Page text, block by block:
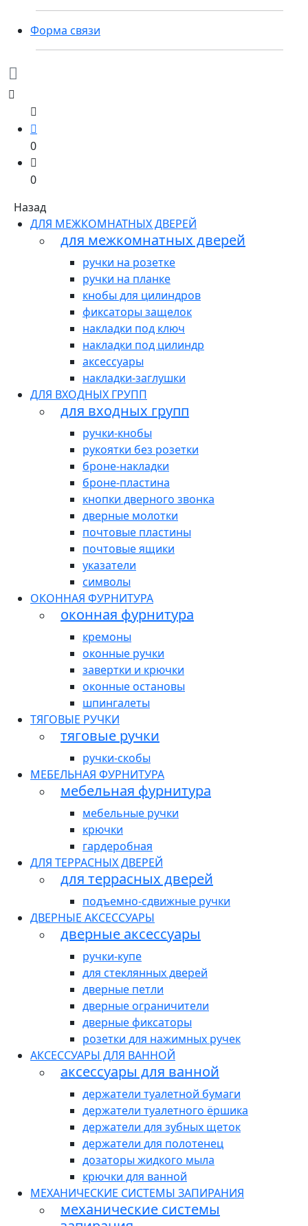
Форма связи
0
0
Назад
ДЛЯ МЕЖКОМНАТНЫХ ДВЕРЕЙ
для межкомнатных дверей
ручки на розетке
ручки на планке
кнобы для цилиндров
фиксаторы защелок
накладки под ключ
накладки под цилиндр
аксессуары
накладки-заглушки
ДЛЯ ВХОДНЫХ ГРУПП
для входных групп
ручки-кнобы
рукоятки без розетки
броне-накладки
броне-пластина
кнопки дверного звонка
дверные молотки
почтовые пластины
почтовые ящики
указатели
символы
ОКОННАЯ ФУРНИТУРА
оконная фурнитура
кремоны
оконные ручки
завертки и крючки
оконные остановы
шпингалеты
ТЯГОВЫЕ РУЧКИ
тяговые ручки
ручки-скобы
МЕБЕЛЬНАЯ ФУРНИТУРА
мебельная фурнитура
мебельные ручки
крючки
гардеробная
ДЛЯ ТЕРРАСНЫХ ДВЕРЕЙ
для террасных дверей
подъемно-сдвижные ручки
ДВЕРНЫЕ АКСЕССУАРЫ
дверные аксессуары
ручки-купе
для стеклянных дверей
дверные петли
дверные ограничители
дверные фиксаторы
розетки для нажимных ручек
АКСЕССУАРЫ ДЛЯ ВАННОЙ
аксессуары для ванной
держатели туалетной бумаги
держатели туалетного ёршика
держатели для зубных щеток
держатели для полотенец
дозаторы жидкого мыла
крючки для ванной
МЕХАНИЧЕСКИЕ СИСТЕМЫ ЗАПИРАНИЯ
механические системы